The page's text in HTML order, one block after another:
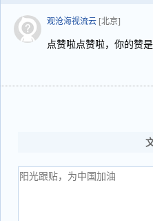
观沧海视流云 [北京]
点赞啦点赞啦，你的赞